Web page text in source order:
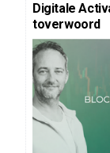
Digitale
toverwoord